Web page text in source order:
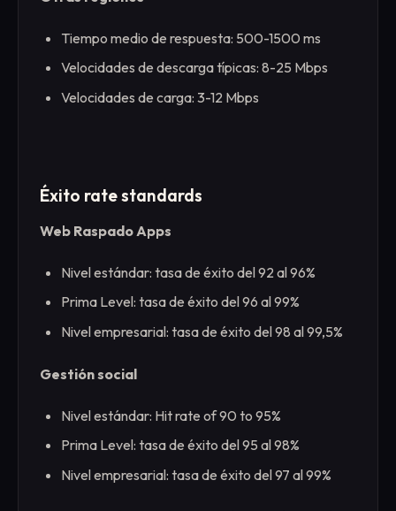
Tiempo medio de respuesta: 500-1500 ms
Velocidades de descarga típicas: 8-25 Mbps
Velocidades de carga: 3-12 Mbps
Éxito rate standards
Web Raspado Apps
Nivel estándar: tasa de éxito del 92 al 96%
Prima Level: tasa de éxito del 96 al 99%
Nivel empresarial: tasa de éxito del 98 al 99,5%
Gestión social
Nivel estándar: Hit rate of 90 to 95%
Prima Level: tasa de éxito del 95 al 98%
Nivel empresarial: tasa de éxito del 97 al 99%